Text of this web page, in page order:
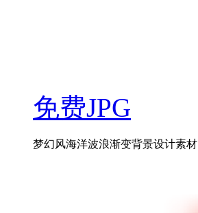
免费JPG
梦幻风海洋波浪渐变背景设计素材